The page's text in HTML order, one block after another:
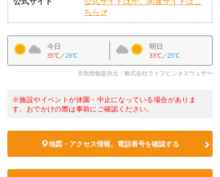
ちら
今日
35℃／26℃
明日
33℃／25℃
天気情報提供元：株式会社ライフビジネスウェザー
※施設やイベントが休園・中止になっている場合がありま
す。おでかけの際は事前にご確認ください。
地図・アクセス情報、電話番号を確認する